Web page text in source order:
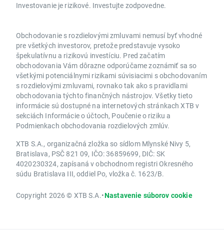
Investovanie je rizikové. Investujte zodpovedne.
Obchodovanie s rozdielovými zmluvami nemusí byť vhodné
pre všetkých investorov, pretože predstavuje vysoko
špekulatívnu a rizikovú investíciu. Pred začatím
obchodovania Vám dôrazne odporúčame zoznámiť sa so
všetkými potenciálnymi rizikami súvisiacimi s obchodovaním
s rozdielovými zmluvami, rovnako tak ako s pravidlami
obchodovania týchto finančných nástrojov. Všetky tieto
informácie sú dostupné na internetových stránkach XTB v
sekciách Informácie o účtoch, Poučenie o riziku a
Podmienkach obchodovania rozdielových zmlúv.
XTB S.A., organizačná zložka so sídlom Mlynské Nivy 5,
Bratislava, PSČ 821 09, IČO: 36859699, DIČ: SK
4020230324, zapísaná v obchodnom registri Okresného
súdu Bratislava III, oddiel Po, vložka č. 1623/B.
Copyright 2026 © XTB S.A.•Nastavenie súborov cookie